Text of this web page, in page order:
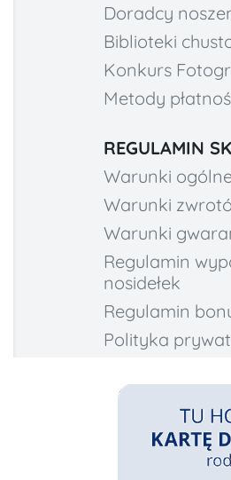
Doradcy
Biblioteki
Konkurs
Metody
REGULAMIN
Warunki
Warunki
Warunki
Regulamin
nosidełek
Regulamin
Polityka